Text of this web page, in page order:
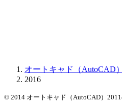
オートキャド（AutoCAD
2016
© 2014 オートキャド（AutoCAD）